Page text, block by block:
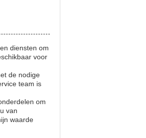
diensten om
voor
de nodige
team is
om
van
waarde